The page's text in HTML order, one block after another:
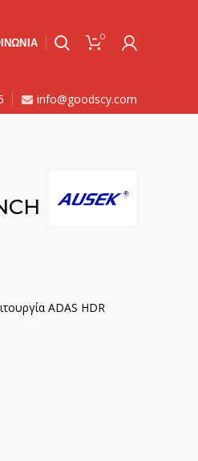
0
info@goodscy.com
ADAS HDR